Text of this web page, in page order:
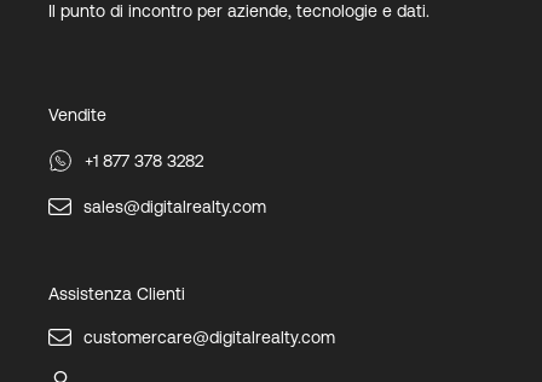
Il punto di incontro per aziende, tecnologie e dati.
Vendite
+1 877 378 3282
sales@digitalrealty.com
Assistenza Clienti
customercare@digitalrealty.com